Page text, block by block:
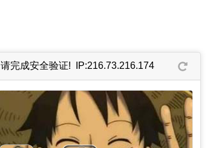
请完成安全验证! IP:216.73.216.174